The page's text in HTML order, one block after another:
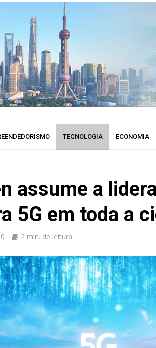
TECNOLOGIA ECONOMIA
assume a
5G em toda a
2 min. de leitura